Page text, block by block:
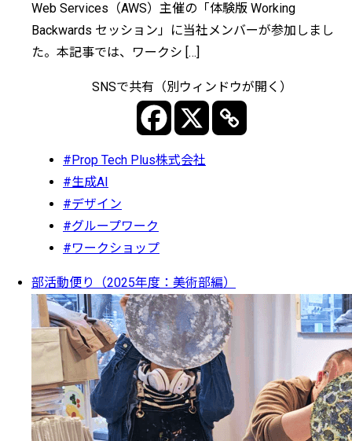
Web Services（AWS）主催の「体験版 Working
Backwards セッション」に当社メンバーが参加しまし
た。本記事では、ワークシ […]
SNSで共有（別ウィンドウが開く）
#Prop Tech Plus株式会社
#生成AI
#デザイン
#グループワーク
#ワークショップ
部活動便り（2025年度：美術部編）